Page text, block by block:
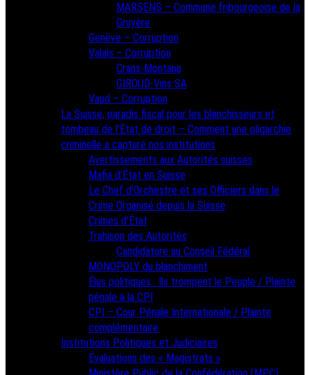
MARSENS – Commune fribourgeoise de la
Gruyère
Genève – Corruption
Valais – Corruption
Crans-Montana
GIROUD-Vins SA
Vaud – Corruption
La Suisse, paradis fiscal pour les blanchisseurs et
tombeau de l’État de droit – Comment une oligarchie
criminelle a capturé nos institutions
Avertissements aux Autorités suisses
Mafia d’État en Suisse
Le Chef d’Orchestre et ses Officiers dans le
Crime Organisé depuis la Suisse
Crimes d’État
Trahison des Autorités
Candidature au Conseil Fédéral
MONOPOLY du blanchiment
Élus politiques : Ils trompent le Peuple / Plainte
pénale à la CPI
CPI – Cour Pénale Internationale / Plainte
complémentaire
Institutions Politiques et Judiciaires
Évaluations des « Magistrats »